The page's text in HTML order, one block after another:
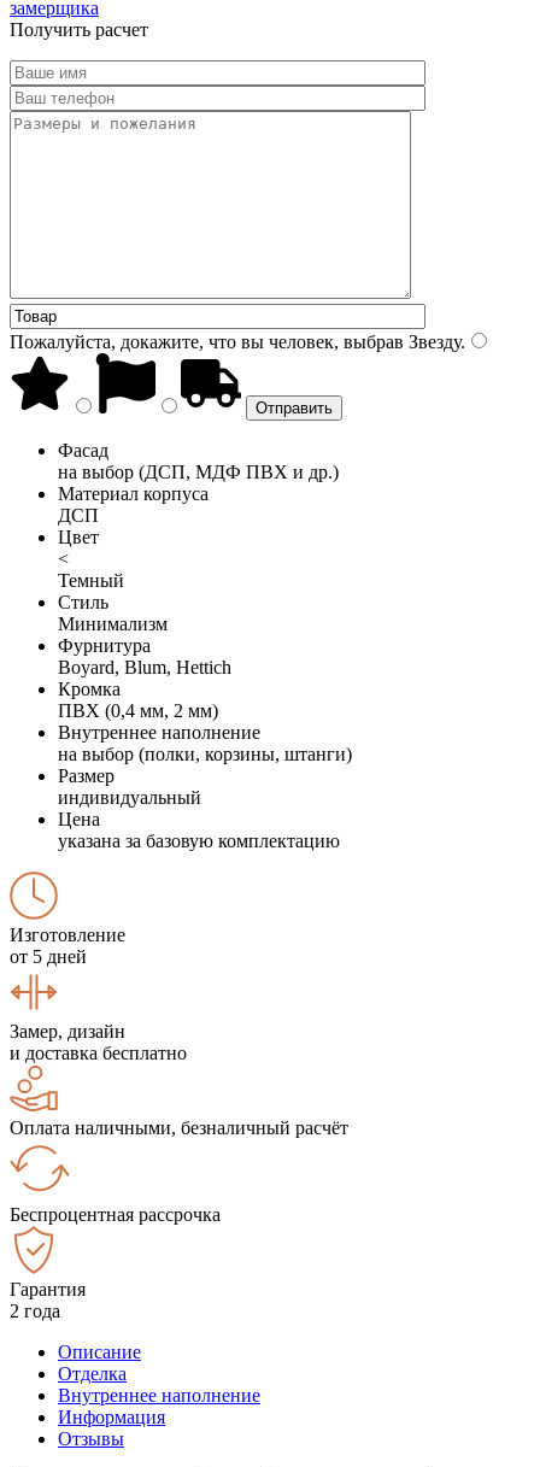
замерщика
Получить расчет
Пожалуйста, докажите, что вы человек, выбрав Звезду.
Фасад
на выбор (ДСП, МДФ ПВХ и др.)
Материал корпуса
ДСП
Цвет
<
Темный
Стиль
Минимализм
Фурнитура
Boyard, Blum, Hettich
Кромка
ПВХ (0,4 мм, 2 мм)
Внутреннее наполнение
на выбор (полки, корзины, штанги)
Размер
индивидуальный
Цена
указана за базовую комплектацию
Изготовление
от 5 дней
Замер, дизайн
и доставка бесплатно
Оплата наличными, безналичный расчёт
Беспроцентная рассрочка
Гарантия
2 года
Описание
Отделка
Внутреннее наполнение
Информация
Отзывы